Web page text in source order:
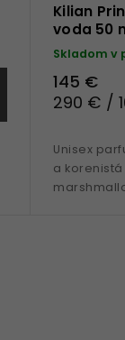
Kilian
voda 50
Skladom v
145 €
290 € /
Unisex
a korenistá